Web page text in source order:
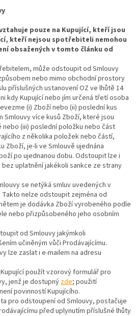
pouze na Kupující, kteří jsou
kteří nejsou spotřebiteli nemohou
obsažených v tomto článku od
může odstoupit od Smlouvy
nebo mimo obchodní prostory
příslušných ustanovení OZ ve lhůtě 14
kdy Kupující nebo jím určená třetí osoba
(i) Zboží nebo (ii) poslední kus
Smlouvy více kusů Zboží, které jsou
(iii) poslední položku nebo část
z několika položek nebo částí,
Zboží, je-li ve Smlouvě ujednána
po ujednanou dobu. Odstoupit lze i
uplatnění jakékoli sankce ze strany
se netýká smluv uvedených v
Takto nelze odstoupit zejména od
je dodávka Zboží vyrobeného podle
nebo přizpůsobeného jeho osobním
od Smlouvy jakýmkoli
učiněným vůči Prodávajícímu.
lze zaslat i e-mailem na adresu
použít vzorový formulář pro
jenž je dostupnýzde; použití
povinností Kupujícího.
pro odstoupení od Smlouvy, postačuje
před uplynutím příslušné lhůty